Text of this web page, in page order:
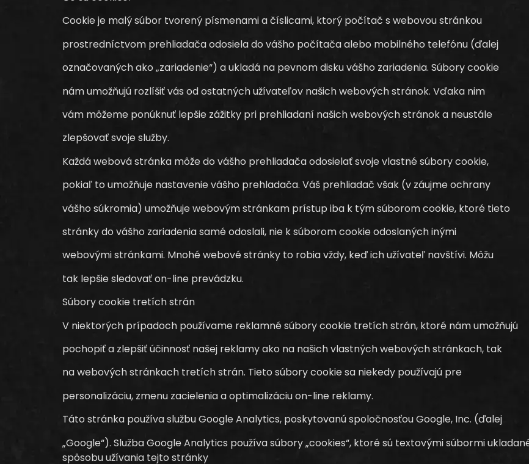
Cookie je malý súbor tvorený písmenami a číslicami, ktorý počítač s webovou stránkou
prostredníctvom prehliadača odosiela do vášho počítača alebo mobilného telefónu (ďalej
označovaných ako „zariadenie“) a ukladá na pevnom disku vášho zariadenia. Súbory cookie
nám umožňujú rozlíšiť vás od ostatných užívateľov našich webových stránok. Vďaka nim
vám môžeme ponúknuť lepšie zážitky pri prehliadaní našich webových stránok a neustále
zlepšovať svoje služby.
Každá webová stránka môže do vášho prehliadača odosielať svoje vlastné súbory cookie,
pokiaľ to umožňuje nastavenie vášho prehladača. Váš prehliadač však (v záujme ochrany
vášho súkromia) umožňuje webovým stránkam prístup iba k tým súborom cookie, ktoré tieto
stránky do vášho zariadenia samé odoslali, nie k súborom cookie odoslaných inými
webovými stránkami. Mnohé webové stránky to robia vždy, keď ich užívateľ navštívi. Môžu
tak lepšie sledovať on-line prevádzku.
Súbory cookie tretích strán
V niektorých prípadoch používame reklamné súbory cookie tretích strán, ktoré nám umožňujú
pochopiť a zlepšiť účinnosť našej reklamy ako na našich vlastných webových stránkach, tak
na webových stránkach tretích strán. Tieto súbory cookie sa niekedy používajú pre
personalizáciu, zmenu zacielenia a optimalizáciu on-line reklamy.
Táto stránka používa službu Google Analytics, poskytovanú spoločnosťou Google, Inc. (ďalej
„Google“). Služba Google Analytics používa súbory „cookies“, ktoré sú textovými súbormi
spôsobu užívania tejto stránky